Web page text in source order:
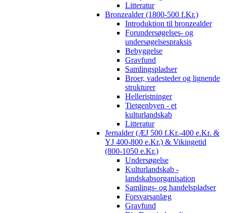
Litteratur
Bronzealder (1800-500 f.Kr.)
Introduktion til bronzealder
Forundersøgelses- og
undersøgelsespraksis
Bebyggelse
Gravfund
Samlingspladser
Broer, vadesteder og lignende
strukturer
Helleristninger
Tietgenbyen - et
kulturlandskab
Litteratur
Jernalder (ÆJ 500 f.Kr.-400 e.Kr. &
YJ 400-800 e.Kr.) & Vikingetid
(800-1050 e.Kr.)
Undersøgelse
Kulturlandskab -
landskabsorganisation
Samlings- og handelspladser
Forsvarsanlæg
Gravfund